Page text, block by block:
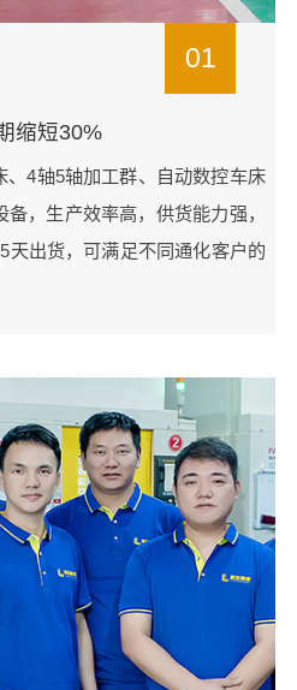
01
缩短30%
、4轴5轴加工群、自动数控车床
，生产效率高，供货能力强，
天出货，可满足不同通化客户的